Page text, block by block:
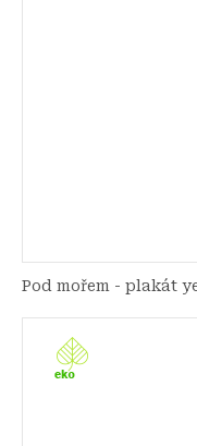
Pod mořem - plakát